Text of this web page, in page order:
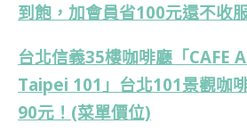
到飽，加會員省100元還不收
台北信義35樓咖啡廳「CAFE
Taipei 101」台北101景觀咖
90元！(菜單價位)